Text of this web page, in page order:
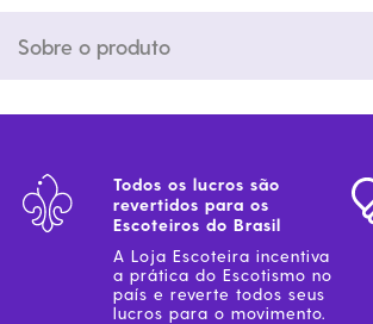
Sobre o produto
Todos os lucros são
revertidos para os
Escoteiros do Brasil
A Loja Escoteira incentiva
a prática do Escotismo no
país e reverte todos seus
lucros para o movimento.